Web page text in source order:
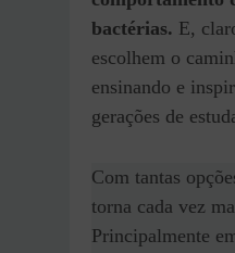
bactérias. E,
escolhem o
ensinando e
gerações de
Com tantas
torna cada vez
Principalmente